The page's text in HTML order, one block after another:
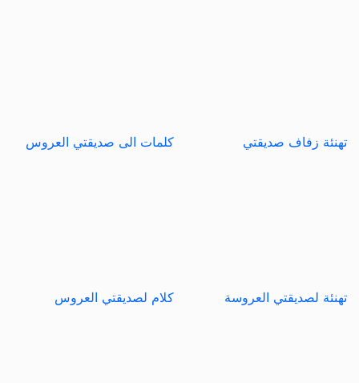
تهنئة زفاف صديقتي كلمات الى صديقتي العروس
تهنئة لصديقتي العروسة كلام لصديقتي العروس